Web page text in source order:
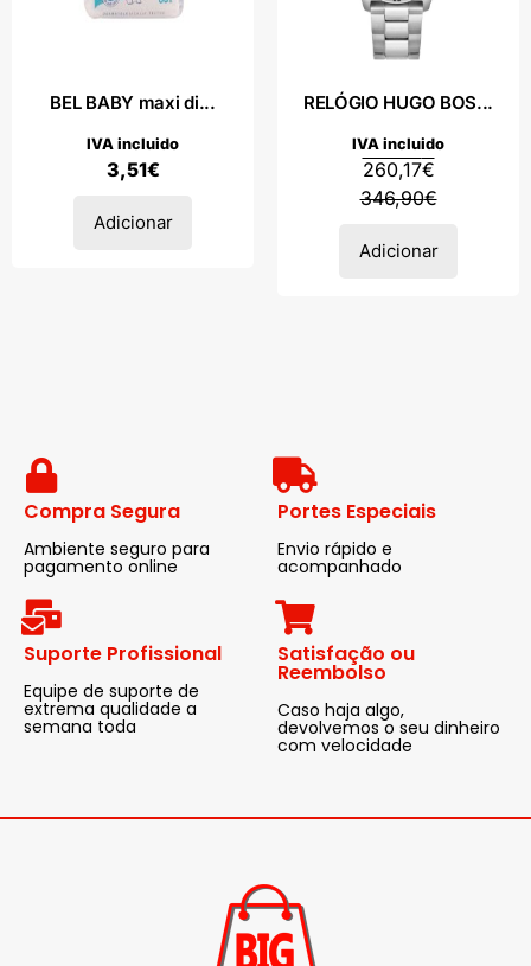
BEL BABY maxi di...
3,51€
IVA incluido
Adicionar
RELÓGIO HUGO BOS...
346,90€
260,17€
IVA incluido
Adicionar
Compra Segura
Ambiente seguro para
pagamento online
Portes Especiais
Envio rápido e
acompanhado
Suporte Profissional
Equipe de suporte de
extrema qualidade a
semana toda
Satisfação ou
Reembolso
Caso haja algo,
devolvemos o seu dinheiro
com velocidade